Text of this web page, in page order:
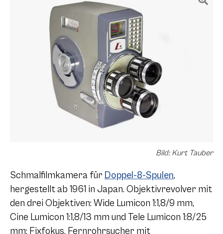
Bild: Kurt Tauber
Schmalfilmkamera für Doppel-8-Spulen,
hergestellt ab 1961 in Japan. Objektivrevolver mit
den drei Objektiven: Wide Lumicon 1:1,8/9 mm,
Cine Lumicon 1:1,8/13 mm und Tele Lumicon 1:8/25
mm; Fixfokus. Fernrohrsucher mit